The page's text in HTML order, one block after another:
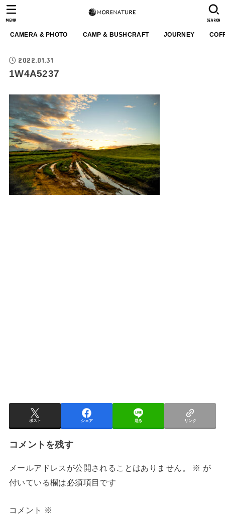
CAMERA & PHOTO CAMP & BUSHCRAFT JOURNEY
SEARCH
MENU
2022.01.31
1W4A5237
ポスト シェア 送る リンク
コメントを残す
メールアドレスが公開されることはありません。 ※ が
付いている欄は必須項目です
コメント ※